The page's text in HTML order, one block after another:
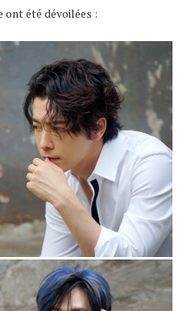
ont été dévoilées :